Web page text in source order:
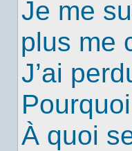
Je me
plus me
J’ai
À quoi